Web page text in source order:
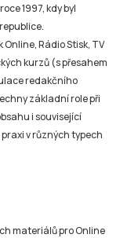
1997, kdy byl
Rádio Stisk, TV
kurzů (s přesahem
redakčního
základní role při
i související
v různých typech
materiálů pro Online